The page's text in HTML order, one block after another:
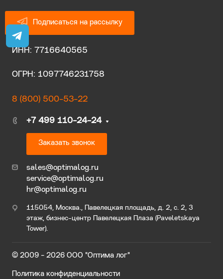
Подписаться на рассылку
ИНН: 7716640565
ОГРН: 1097746231758
8 (800) 500-53-22
+7 499 110-24-24
Заказать звонок
sales@optimalog.ru
service@optimalog.ru
hr@optimalog.ru
115054, Москва., Павелецкая площадь, д. 2, с. 2, 3
этаж, бизнес-центр Павелецкая Плаза (Paveletskaya
Tower).
© 2009 - 2026 ООО "Оптима лог"
Политика конфиденциальности